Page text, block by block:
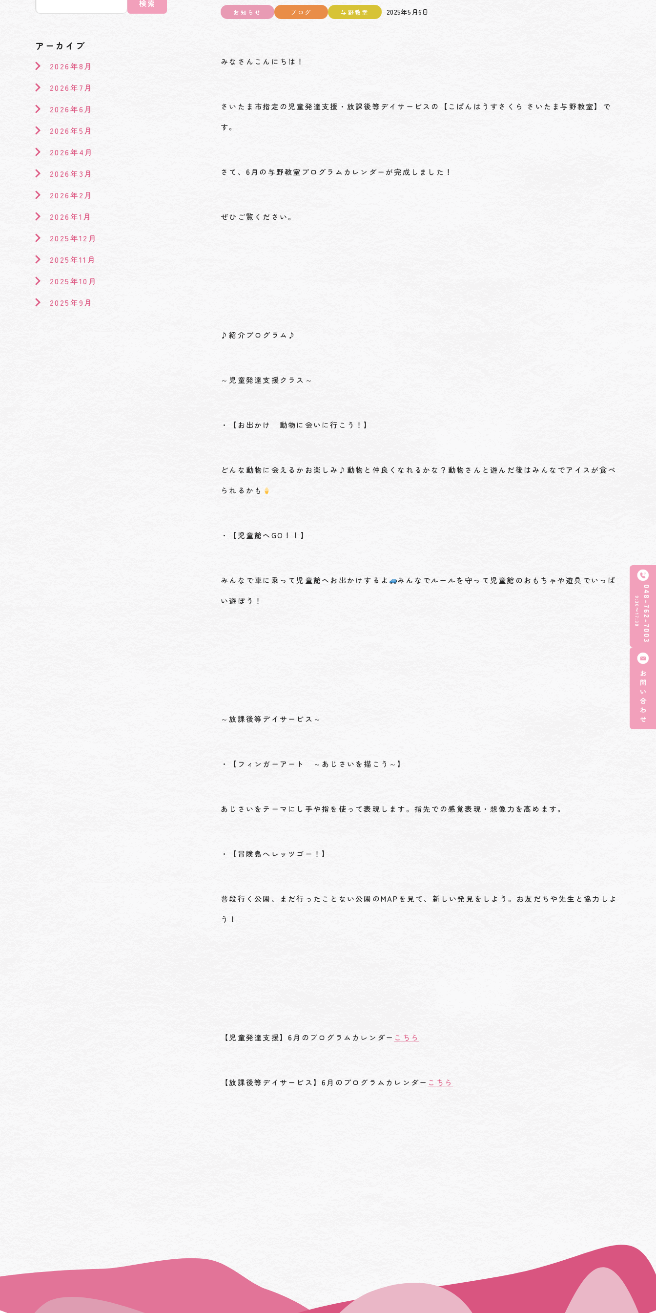
お知らせ ブログ 与野教室 2025年5月6日
みなさんこんにちは！
さいたま市指定の児童発達支援・放課後等デイサービスの【こぱんはうすさくら さいたま与野教室】で
す。
さて、6月の与野教室プログラムカレンダーが完成しました！
ぜひご覧ください。
♪紹介プログラム♪
～児童発達支援クラス～
・【お出かけ 動物に会いに行こう！】
どんな動物に会えるかお楽しみ♪動物と仲良くなれるかな？動物さんと遊んだ後はみんなでアイスが食べ
られるかも
・【児童館へGO！！】
みんなで車に乗って児童館へお出かけするよ
みんなでルールを守って児童館のおもちゃや遊具でいっぱ
い遊ぼう！
～放課後等デイサービス～
・【フィンガーアート ～あじさいを描こう～】
あじさいをテーマにし手や指を使って表現します。指先での感覚表現・想像力を高めます。
・【冒険島へレッツゴー！】
普段行く公園、まだ行ったことない公園のMAPを見て、新しい発見をしよう。お友だちや先生と協力しよ
う！
【児童発達支援】6月のプログラムカレンダー こちら
【放課後等デイサービス】6月のプログラムカレンダー こ ち ら
検索
アーカイブ
2026年8月
2026年7月
2026年6月
2026年5月
2026年4月
2026年3月
2026年2月
2026年1月
2025年12月
2025年11月
2025年10月
2025年9月